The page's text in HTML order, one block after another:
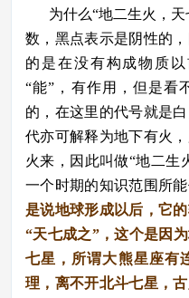
为什么“地二生火，
数，黑点表示是阴性的
的是在没有构成物质
“能”，有作用，但是看
的，在这里的代号就是
代亦可解释为地下有火
火来，因此叫做“地二生
一个时期的知识范围所
是说地球形成以后，它
“天七成之”，这个是因
七星，所谓大熊星座有
理，离不开北斗七星，